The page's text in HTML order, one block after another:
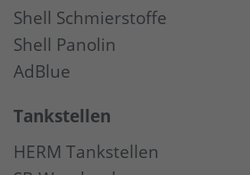
Shell Schmierstoffe
Shell Panolin
AdBlue
Tankstellen
HERM Tankstellen